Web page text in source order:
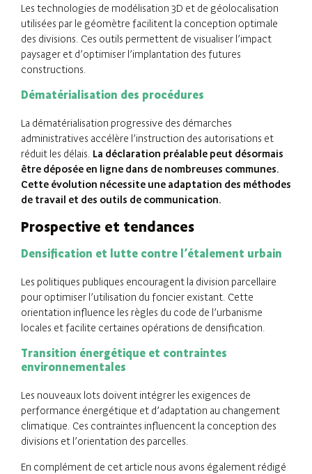
Les technologies de modélisation 3D et de géolocalisation
utilisées par le géomètre facilitent la conception optimale
des divisions. Ces outils permettent de visualiser l’impact
paysager et d’optimiser l’implantation des futures
constructions.
Dématérialisation des procédures
La dématérialisation progressive des démarches
administratives accélère l’instruction des autorisations et
réduit les délais. La déclaration préalable peut désormais
être déposée en ligne dans de nombreuses communes.
Cette évolution nécessite une adaptation des méthodes
de travail et des outils de communication.
Prospective et tendances
Densification et lutte contre l’étalement urbain
Les politiques publiques encouragent la division parcellaire
pour optimiser l’utilisation du foncier existant. Cette
orientation influence les règles du code de l’urbanisme
locales et facilite certaines opérations de densification.
Transition énergétique et contraintes
environnementales
Les nouveaux lots doivent intégrer les exigences de
performance énergétique et d’adaptation au changement
climatique. Ces contraintes influencent la conception des
divisions et l’orientation des parcelles.
En complément de cet article nous avons également rédigé